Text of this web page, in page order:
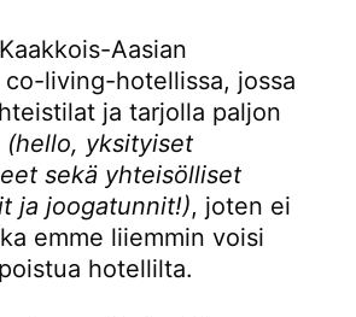
Aasian
co-living-hotellissa, jossa
ja tarjolla paljon
(hello, yksityiset
sekä yhteisölliset
ja joogatunnit!), joten ei
emme liiemmin voisi
hotellilta.